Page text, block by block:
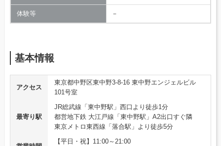
体験等 －
基本情報
アクセス
東京都中野区東中野3-8-16 東中野エンジェルビル
101号室
最寄り駅
JR総武線「東中野駅」西口より徒歩1分
都営地下鉄 大江戸線「東中野駅」A2出口すぐ隣
東京メトロ東西線「落合駅」より徒歩5分
【平日・祝】11:00～21:00